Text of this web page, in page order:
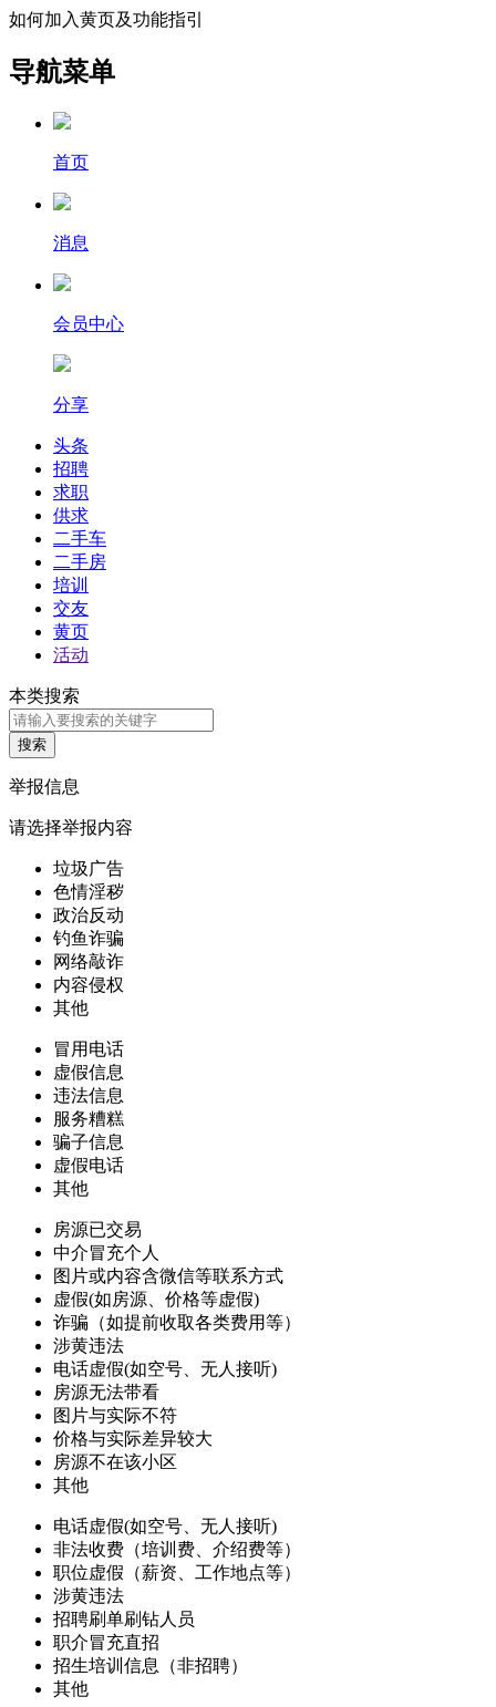
如何加入黄页及功能指引
导航菜单
首页
消息
会员中心
分享
头条
招聘
求职
供求
二手车
二手房
培训
交友
黄页
活动
本类搜索
举报信息
请选择举报内容
垃圾广告
色情淫秽
政治反动
钓鱼诈骗
网络敲诈
内容侵权
其他
冒用电话
虚假信息
违法信息
服务糟糕
骗子信息
虚假电话
其他
房源已交易
中介冒充个人
图片或内容含微信等联系方式
虚假(如房源、价格等虚假)
诈骗（如提前收取各类费用等）
涉黄违法
电话虚假(如空号、无人接听)
房源无法带看
图片与实际不符
价格与实际差异较大
房源不在该小区
其他
电话虚假(如空号、无人接听)
非法收费（培训费、介绍费等）
职位虚假（薪资、工作地点等）
涉黄违法
招聘刷单刷钻人员
职介冒充直招
招生培训信息（非招聘）
其他